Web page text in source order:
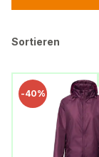
Sortieren
-40%